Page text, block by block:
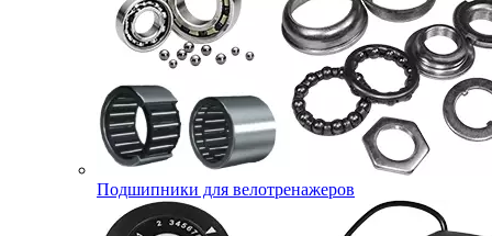
Подшипники для велотренажеров